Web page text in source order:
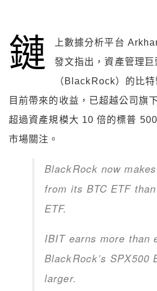
鏈 上數據分析平台 A
發文指出，資產管理巨
（BlackRock）的比
目前帶來的收益，已超越公司旗
超過資產規模大 10 倍的標普
市場關注。
BlackRock now
from its BTC ETF
ETF.
IBIT earns more than
BlackRock’s SPX500
larger.